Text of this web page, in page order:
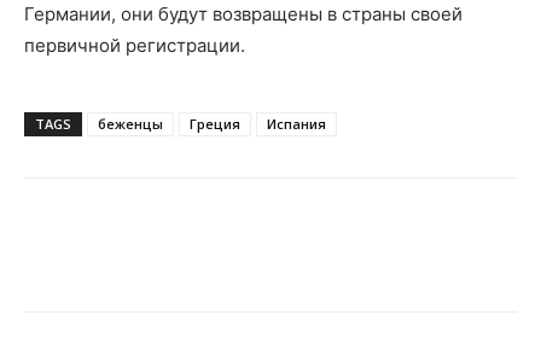
Германии, они будут возвращены в страны своей
первичной регистрации.
TAGS беженцы Греция Испания